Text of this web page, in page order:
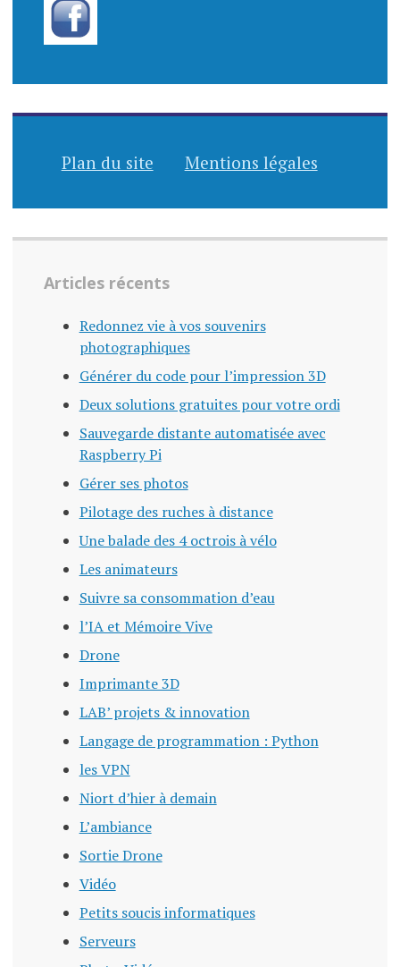
Plan du site Mentions légales
Articles récents
Redonnez vie à vos souvenirs
photographiques
Générer du code pour l’impression 3D
Deux solutions gratuites pour votre ordi
Sauvegarde distante automatisée avec
Raspberry Pi
Gérer ses photos
Pilotage des ruches à distance
Une balade des 4 octrois à vélo
Les animateurs
Suivre sa consommation d’eau
l’IA et Mémoire Vive
Drone
Imprimante 3D
LAB’ projets & innovation
Langage de programmation : Python
les VPN
Niort d’hier à demain
L’ambiance
Sortie Drone
Vidéo
Petits soucis informatiques
Serveurs